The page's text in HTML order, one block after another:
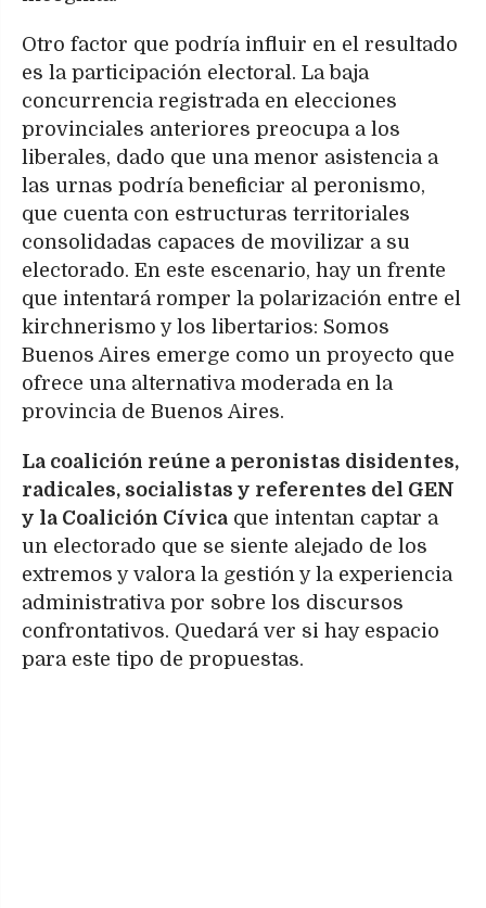
Otro factor que podría influir en el resultado
es la participación electoral. La baja
concurrencia registrada en elecciones
provinciales anteriores preocupa a los
liberales, dado que una menor asistencia a
las urnas podría beneficiar al peronismo,
que cuenta con estructuras territoriales
consolidadas capaces de movilizar a su
electorado. En este escenario, hay un frente
que intentará romper la polarización entre el
kirchnerismo y los libertarios: Somos
Buenos Aires emerge como un proyecto que
ofrece una alternativa moderada en la
provincia de Buenos Aires.
La coalición reúne a peronistas disidentes,
radicales, socialistas y referentes del GEN
y la Coalición Cívica que intentan captar a
un electorado que se siente alejado de los
extremos y valora la gestión y la experiencia
administrativa por sobre los discursos
confrontativos. Quedará ver si hay espacio
para este tipo de propuestas.